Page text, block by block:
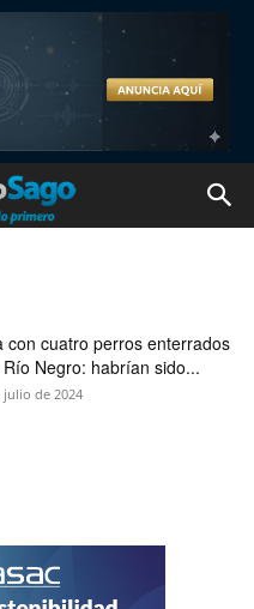
con cuatro perros enterrados
Negro: habrían sido...
julio de 2024